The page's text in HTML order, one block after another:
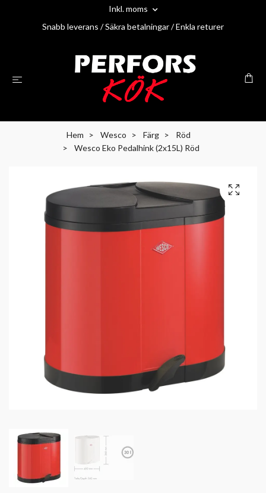
Inkl. moms
Snabb leverans / Säkra betalningar / Enkla returer
Hem Wesco Färg
Röd
Wesco Eko Pedalhink (2x15L) Röd